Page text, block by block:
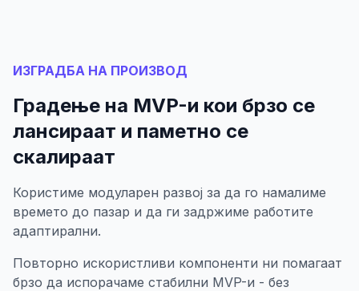
ИЗГРАДБА НА ПРОИЗВОД
Градење на MVP-и кои брзо се
лансираат и паметно се
скалираат
Користиме модуларен развој за да го намалиме
времето до пазар и да ги задржиме работите
адаптирални.
Повторно искористливи компоненти ни помагаат
брзо да испорачаме стабилни MVP-и - без